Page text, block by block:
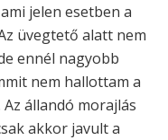
jelen esetben a
üvegtető alatt nem
ennél nagyobb
nem hallottam a
állandó morajlás
akkor javult a